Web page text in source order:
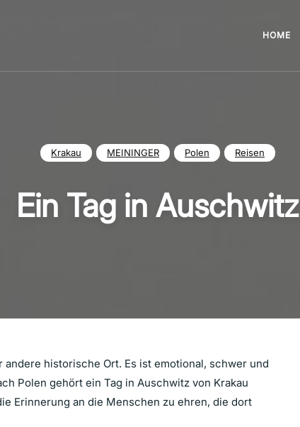
HOME
Krakau MEININGER Polen Reisen
Ein Tag in Auschwitz
historische Ort. Es ist emotional, schwer und
Polen gehört ein Tag in Auschwitz von Krakau
Erinnerung an die Menschen zu ehren, die dort